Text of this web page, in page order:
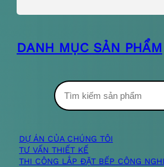
DANH MỤC SẢN PHẨM
m
k
DỰ ÁN CỦA CHÚNG TÔI
TƯ VẤN THIẾT KẾ
THI CÔNG LẮP ĐẶT BẾP CÔNG